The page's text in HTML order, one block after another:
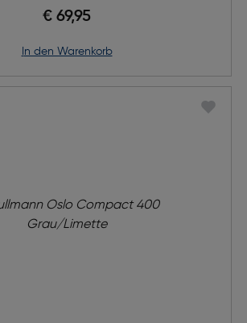
€ 69,95
in den Warenkorb